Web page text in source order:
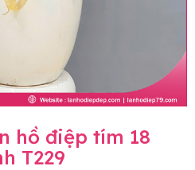
hồ điệp tím 18
T229